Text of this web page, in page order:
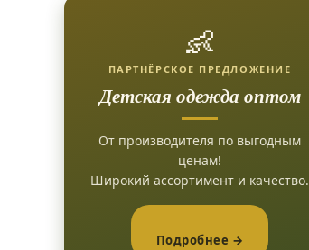
👶
ПАРТНЁРСКОЕ ПРЕДЛОЖЕНИЕ
Детская одежда оптом
От производителя по выгодным
ценам!
Широкий ассортимент и качество.
Подробнее →